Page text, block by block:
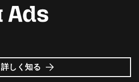
Mozilla
広
詳しく知る